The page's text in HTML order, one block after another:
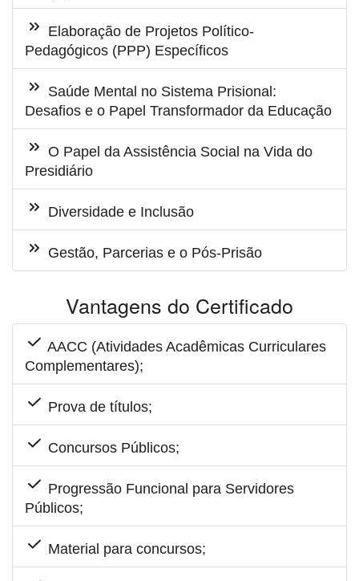
Elaboração de Projetos Político-
Pedagógicos (PPP) Específicos
Saúde Mental no Sistema Prisional:
Desafios e o Papel Transformador da Educação
O Papel da Assistência Social na Vida do
Presidiário
Diversidade e Inclusão
Gestão, Parcerias e o Pós-Prisão
Vantagens do Certificado
AACC (Atividades Acadêmicas Curriculares
Complementares);
Prova de títulos;
Concursos Públicos;
Progressão Funcional para Servidores
Públicos;
Material para concursos;